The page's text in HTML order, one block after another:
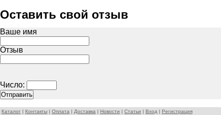
Оставить свой отзыв
Ваше имя
Отзыв
Число:
Каталог | Контакты | Оплата | Доставка | Новости | Статьи | Вход | Регистрация